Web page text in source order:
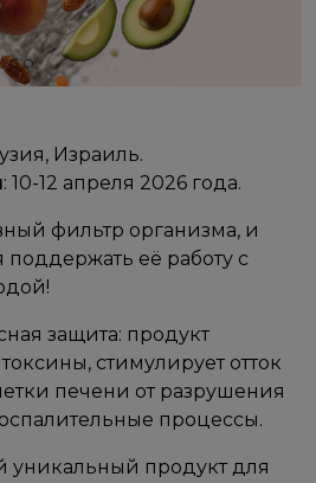
Израиль.
: 10-12 апреля 2026 года.
фильтр организма, и
её работу с
защита: продукт
стимулирует отток
печени от разрушения
процессы.
уникальный продукт для